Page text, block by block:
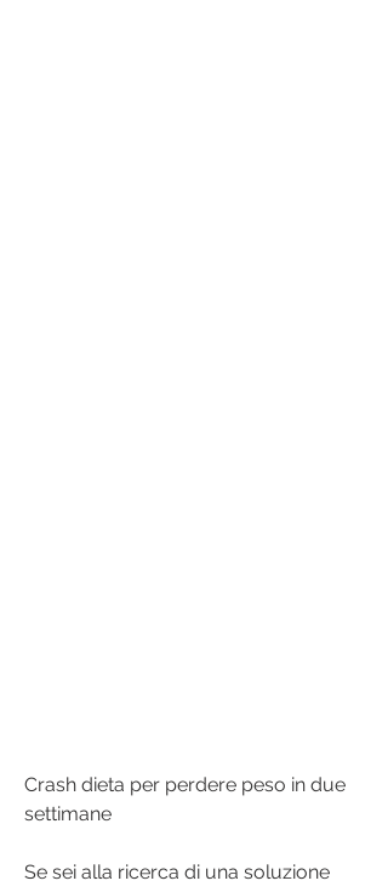
Crash dieta per perdere peso in due
settimane
Se sei alla ricerca di una soluzione